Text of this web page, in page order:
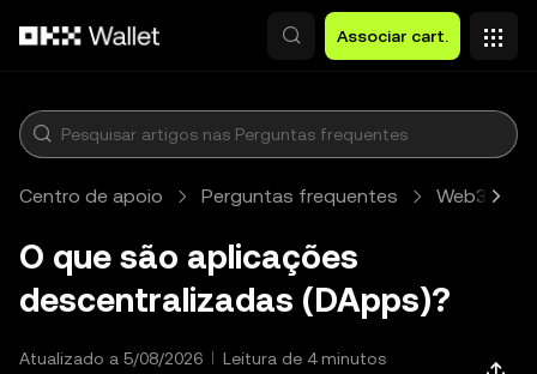
Associar cart.
Centro de apoio Perguntas frequentes Web3
O que são aplicações
descentralizadas (DApps)?
Atualizado a 5/08/2026
Leitura de 4 minutos